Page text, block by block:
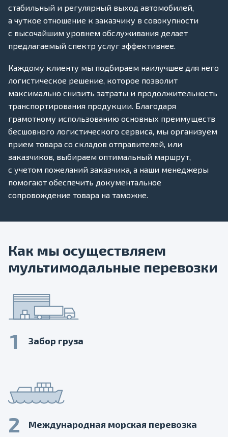
стабильный и регулярный выход автомобилей,
а чуткое отношение к заказчику в совокупности
с высочайшим уровнем обслуживания делает
предлагаемый спектр услуг эффективнее.
Каждому клиенту мы подбираем наилучшее для него
логистическое решение, которое позволит
максимально снизить затраты и продолжительность
транспортирования продукции. Благодаря
грамотному использованию основных преимуществ
бесшовного логистического сервиса, мы организуем
прием товара со складов отправителей, или
заказчиков, выбираем оптимальный маршрут,
с учетом пожеланий заказчика, а наши менеджеры
помогают обеспечить документальное
сопровождение товара на таможне.
Как мы осуществляем
мультимодальные перевозки
1 Забор груза
2 Международная морская перевозка